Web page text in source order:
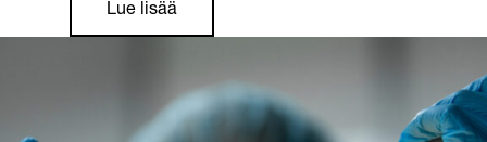
Lue lisää